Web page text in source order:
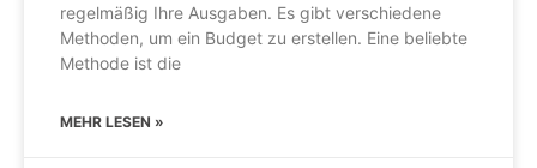
regelmäßig Ihre Ausgaben. Es gibt verschiedene
Methoden, um ein Budget zu erstellen. Eine beliebte
Methode ist die
MEHR LESEN »